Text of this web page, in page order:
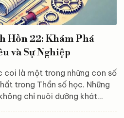
Hồn 22: Khám Phá
và Sự Nghiệp
coi là một trong những con số
trong Thần số học. Những
chỉ nuôi dưỡng khát